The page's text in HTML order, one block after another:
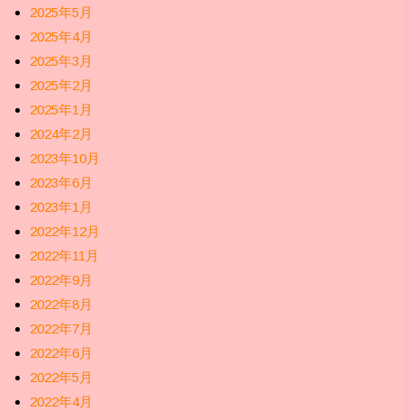
2025年5月
2025年4月
2025年3月
2025年2月
2025年1月
2024年2月
2023年10月
2023年6月
2023年1月
2022年12月
2022年11月
2022年9月
2022年8月
2022年7月
2022年6月
2022年5月
2022年4月